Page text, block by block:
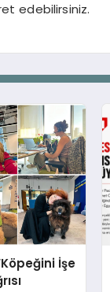
edebilirsiniz.
İşe